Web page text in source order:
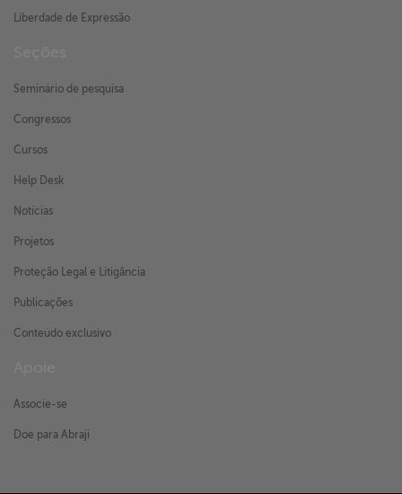
Liberdade de Expressão
Seminário de pesquisa
Congressos
Cursos
Help Desk
Notícias
Projetos
Proteção Legal e Litigância
Publicações
Conteúdo exclusivo
Associe-se
Doe para Abraji